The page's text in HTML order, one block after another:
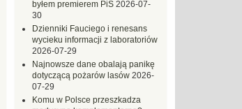
byłem premierem PiS 2026-07-
30
Dzienniki Fauciego i renesans
wycieku informacji z laboratoriów
2026-07-29
Najnowsze dane obalają panikę
dotyczącą pożarów lasów 2026-
07-29
Komu w Polsce przeszkadza